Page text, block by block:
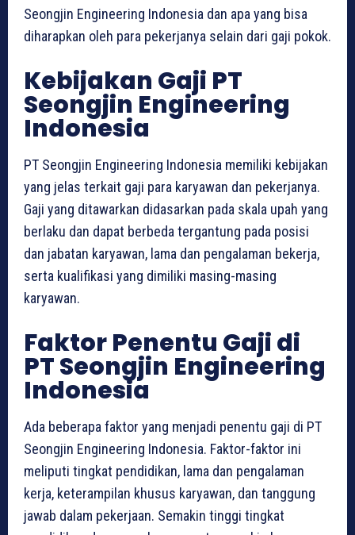
Seongjin Engineering Indonesia dan apa yang bisa
diharapkan oleh para pekerjanya selain dari gaji pokok.
Kebijakan Gaji PT
Seongjin Engineering
Indonesia
PT Seongjin Engineering Indonesia memiliki kebijakan
yang jelas terkait gaji para karyawan dan pekerjanya.
Gaji yang ditawarkan didasarkan pada skala upah yang
berlaku dan dapat berbeda tergantung pada posisi
dan jabatan karyawan, lama dan pengalaman bekerja,
serta kualifikasi yang dimiliki masing-masing
karyawan.
Faktor Penentu Gaji di
PT Seongjin Engineering
Indonesia
Ada beberapa faktor yang menjadi penentu gaji di PT
Seongjin Engineering Indonesia. Faktor-faktor ini
meliputi tingkat pendidikan, lama dan pengalaman
kerja, keterampilan khusus karyawan, dan tanggung
jawab dalam pekerjaan. Semakin tinggi tingkat